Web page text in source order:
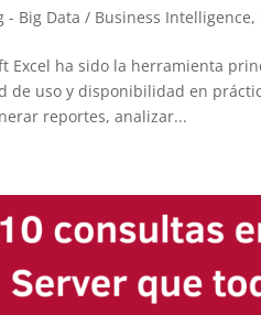
- Big Data / Business Intelligence,
Excel ha sido la herramienta
de uso y disponibilidad en
reportes, analizar...